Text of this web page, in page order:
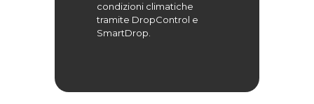
condizioni climatiche
tramite DropControl e
SmartDrop.